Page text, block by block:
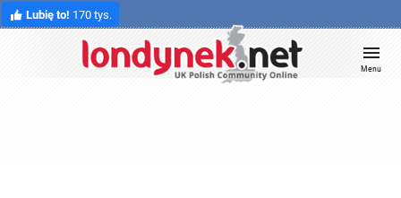
Lubię to! 170 tys.
Menu